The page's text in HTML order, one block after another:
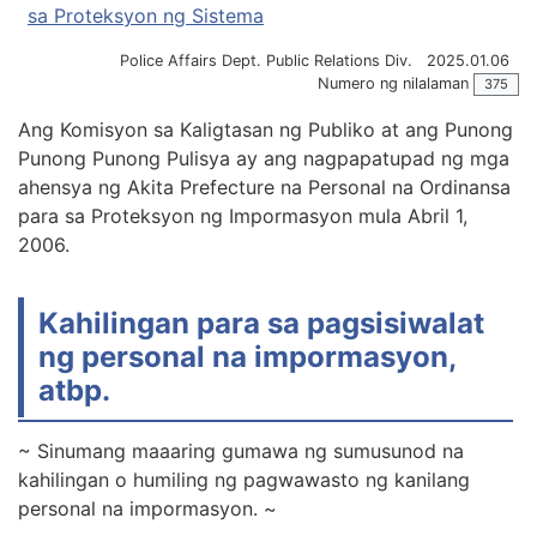
sa Proteksyon ng Sistema
Police Affairs Dept. Public Relations Div.
2025.01.06
Numero ng nilalaman
375
Ang Komisyon sa Kaligtasan ng Publiko at ang Punong
Punong Punong Pulisya ay ang nagpapatupad ng mga
ahensya ng Akita Prefecture na Personal na Ordinansa
para sa Proteksyon ng Impormasyon mula Abril 1,
2006.
Kahilingan para sa pagsisiwalat
ng personal na impormasyon,
atbp.
~ Sinumang maaaring gumawa ng sumusunod na
kahilingan o humiling ng pagwawasto ng kanilang
personal na impormasyon. ~